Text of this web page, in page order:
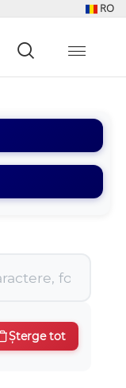
RO
Șterge tot